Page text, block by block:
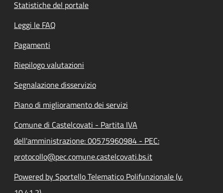
Statistiche del portale
Leggi le FAQ
Pagamenti
Riepilogo valutazioni
Segnalazione disservizio
Piano di miglioramento dei servizi
Comune di Castelcovati - Partita IVA
dell'amministrazione: 00575960984 - PEC:
protocollo@pec.comune.castelcovati.bs.it
Powered by Sportello Telematico Polifunzionale (v.